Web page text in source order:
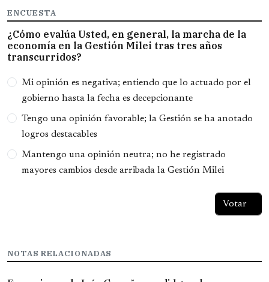
ENCUESTA
¿Cómo evalúa Usted, en general, la marcha de la
economía en la Gestión Milei tras tres años
transcurridos?
Opciones
Mi opinión es negativa; entiendo que lo actuado por el
gobierno hasta la fecha es decepcionante
Tengo una opinión favorable; la Gestión se ha anotado
logros destacables
Mantengo una opinión neutra; no he registrado
mayores cambios desde arribada la Gestión Milei
NOTAS RELACIONADAS